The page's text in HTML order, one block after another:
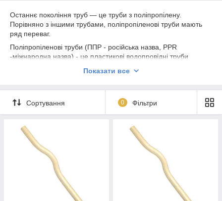
Останнє покоління труб — це труби з поліпропілену.
Порівняно з іншими трубами, поліпропіленові труби мають
ряд переваг.
Поліпропіленові труби (ППР - російська назва, PPR
-міжнародна назва) - це пластикові водопровідні труби
і опалювання. ППР труби легше і дешевше сталевих,
естетичний вигляд. Поліпропіленові труби мають високу
хімічну і корозійною стійкістю до транспортується в них
Розрахункова тривалість терміну служби трубопроводів з
поліпропілену в системах холодного водопостачання
становить не менше 50 років, а в системах гарячого
водопостачання та опалення не менше 25-30 років.
Зручний і швидкий монтаж, а також висока якість з'єднань є
одним з головних переваг PPR-систем. Поліпропіленові
труби більш жорсткі, ніж поліетиленові, і системи з них
Показати все
Сортування 0 Фільтри